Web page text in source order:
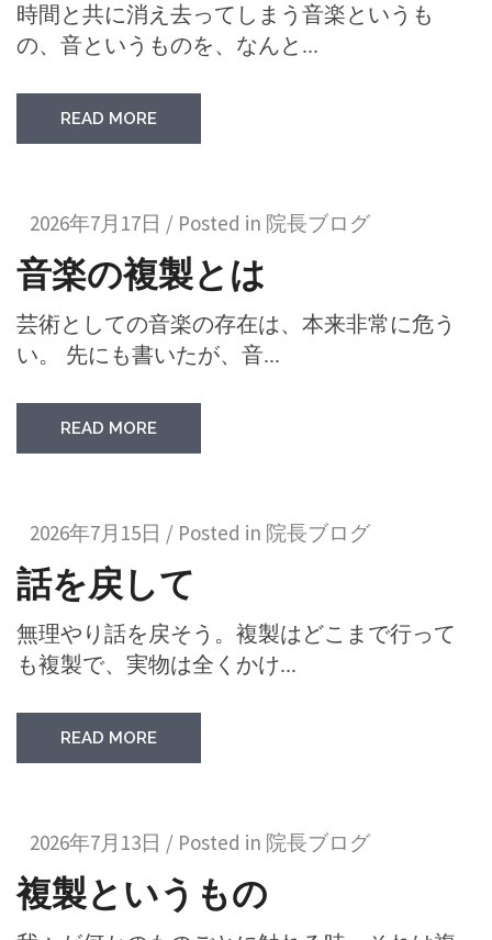
時間と共に消え去ってしまう音楽というも
の、音というものを、なんと...
READ MORE
2026年7月17日 / Posted in 院長ブログ
音楽の複製とは
芸術としての音楽の存在は、本来非常に危う
い。 先にも書いたが、音...
READ MORE
2026年7月15日 / Posted in 院長ブログ
話を戻して
無理やり話を戻そう。複製はどこまで行って
も複製で、実物は全くかけ...
READ MORE
2026年7月13日 / Posted in 院長ブログ
複製というもの